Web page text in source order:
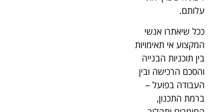
עלותם.
ככל שיאתרו אנשי
המקצוע אי תאימויות
בין תוכניות הבנייה
והסכם הרכישה ובין
העבודה בפועל –
ברמת התכנון,